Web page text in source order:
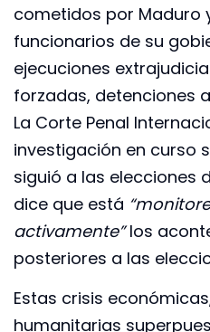
cometidos por Maduro
funcionarios de su
ejecuciones
forzadas, detenciones
La Corte Penal
investigación en curso
siguió a las elecciones
dice que está
activamente”los
posteriores a las
Estas crisis
humanitarias